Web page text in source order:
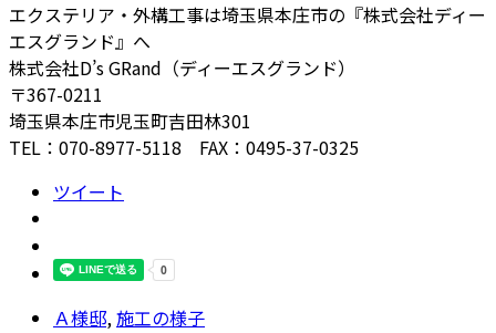
エクステリア・外構工事は埼玉県本庄市の『株式会社ディー
エスグランド』へ
株式会社D’s GRand（ディーエスグランド）
〒367-0211
埼玉県本庄市児玉町吉田林301
TEL：070-8977-5118 FAX：0495-37-0325
ツイート
Ａ様邸,施工の様子